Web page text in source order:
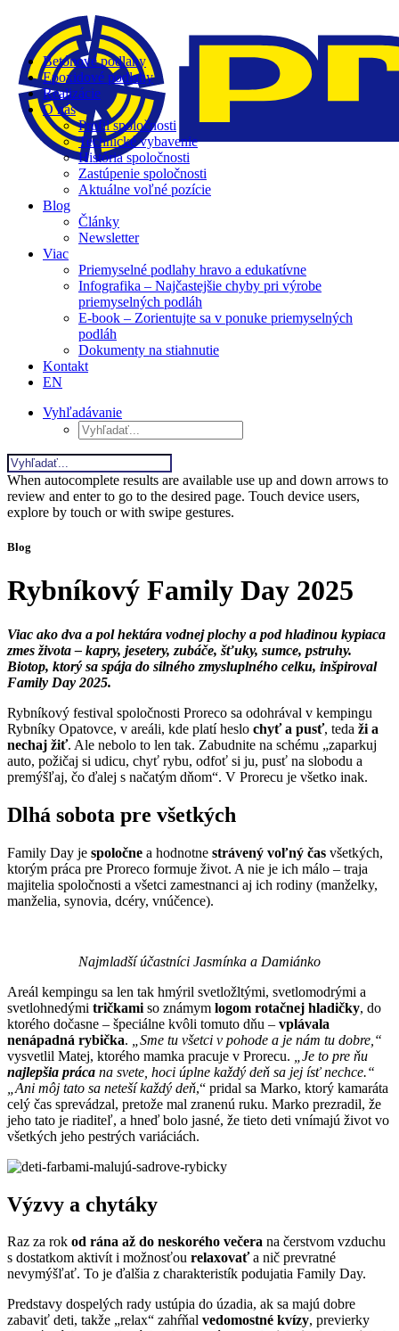
Betónové podlahy
Epoxidové podlahy
Realizácie
O nás
Profil spoločnosti
Technické vybavenie
História spoločnosti
Zastúpenie spoločnosti
Aktuálne voľné pozície
Blog
Články
Newsletter
Viac
Priemyselné podlahy hravo a edukatívne
Infografika – Najčastejšie chyby pri výrobe
priemyselných podláh
E-book – Zorientujte sa v ponuke priemyselných
podláh
Dokumenty na stiahnutie
Kontakt
EN
Vyhľadávanie
When autocomplete results are available use up and down arrows to
review and enter to go to the desired page. Touch device users,
explore by touch or with swipe gestures.
Blog
Rybníkový Family Day 2025
Viac ako dva a pol hektára vodnej plochy a pod hladinou kypiaca
zmes života – kapry, jesetery, zubáče, šťuky, sumce, pstruhy.
Biotop, ktorý sa spája do silného zmysluplného celku, inšpiroval
Family Day 2025.
Rybníkový festival spoločnosti Proreco sa odohrával v kempingu
Rybníky Opatovce, v areáli, kde platí heslo chyť a pusť, teda ži a
nechaj žiť. Ale nebolo to len tak. Zabudnite na schému „zaparkuj
auto, požičaj si udicu, chyť rybu, odfoť si ju, pusť na slobodu a
premýšľaj, čo ďalej s načatým dňom“. V Prorecu je všetko inak.
Dlhá sobota pre všetkých
Family Day je spoločne a hodnotne strávený voľný čas všetkých,
ktorým práca pre Proreco formuje život. A nie je ich málo – traja
majitelia spoločnosti a všetci zamestnanci aj ich rodiny (manželky,
manželia, synovia, dcéry, vnúčence).
Najmladší účastníci Jasmínka a Damiánko
Areál kempingu sa len tak hmýril svetložltými, svetlomodrými a
svetlohnedými tričkami so známym logom rotačnej hladičky, do
ktorého dočasne – špeciálne kvôli tomuto dňu – vplávala
nenápadná rybička.
„Sme tu všetci v pohode a je nám tu dobre,“
vysvetlil Matej, ktorého mamka pracuje v Prorecu.
„Je to pre ňu
najlepšia práca na svete, hoci úplne každý deň sa jej ísť nechce.“
„Ani môj tato sa neteší každý deň,“ pridal sa Marko, ktorý kamaráta
celý čas sprevádzal, pretože mal zranenú ruku. Marko prezradil, že
jeho tato je riaditeľ, a hneď bolo jasné, že tieto deti vnímajú život vo
všetkých jeho pestrých variáciách.
Výzvy a chytáky
Raz za rok od rána až do neskorého večera na čerstvom vzduchu
s dostatkom aktivít i možnosťou relaxovaťa nič prevratné
nevymýšľať. To je ďalšia z charakteristík podujatia Family Day.
Predstavy dospelých rady ustúpia do úzadia, ak sa majú dobre
zabaviť deti, takže „relax“ zahŕňal vedomostné kvízy, previerky